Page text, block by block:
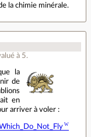
la chimie minérale.
à 5.
la
de
en
arriver à voler :